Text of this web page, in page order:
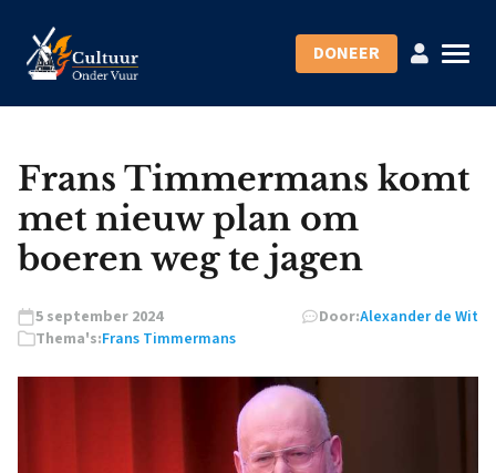
DONEER
Frans Timmermans komt
met nieuw plan om
boeren weg te jagen
5 september 2024 Door:Alexander de Wit
Thema's:Frans Timmermans